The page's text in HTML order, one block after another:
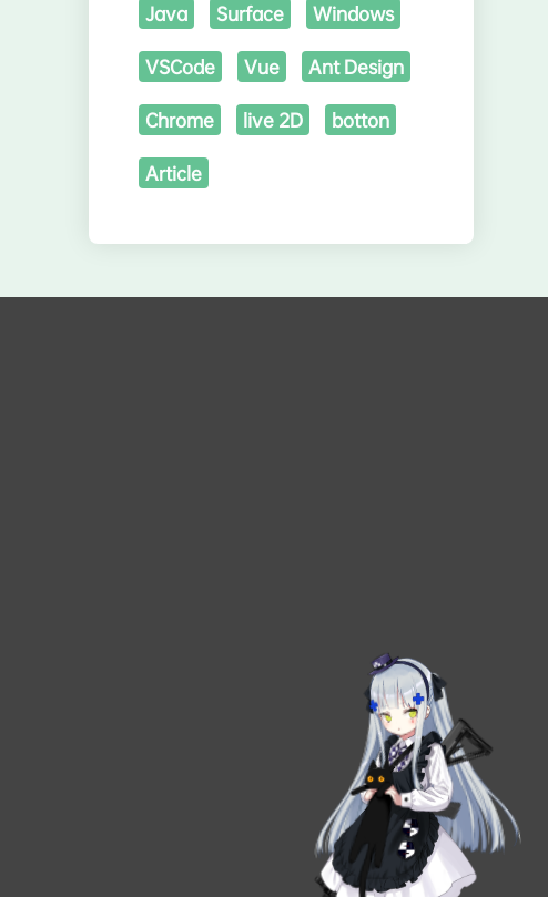
Java Surface Windows
VSCode Vue Ant Design
Chrome live 2D botton
Article